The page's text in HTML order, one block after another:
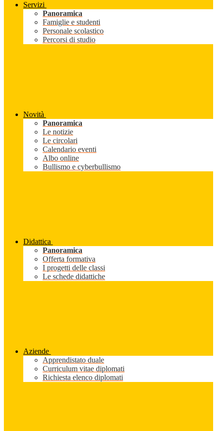
Servizi
Panoramica
Famiglie e studenti
Personale scolastico
Percorsi di studio
Novità
Panoramica
Le notizie
Le circolari
Calendario eventi
Albo online
Bullismo e cyberbullismo
Didattica
Panoramica
Offerta formativa
I progetti delle classi
Le schede didattiche
Aziende
Apprendistato duale
Curriculum vitae diplomati
Richiesta elenco diplomati